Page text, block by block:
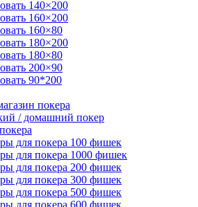
140×200
160×200
160×80
180×200
180×80
200×90
90*200
покера
/ домашний покер
для покера 100 фишек
для покера 1000 фишек
для покера 200 фишек
для покера 300 фишек
для покера 500 фишек